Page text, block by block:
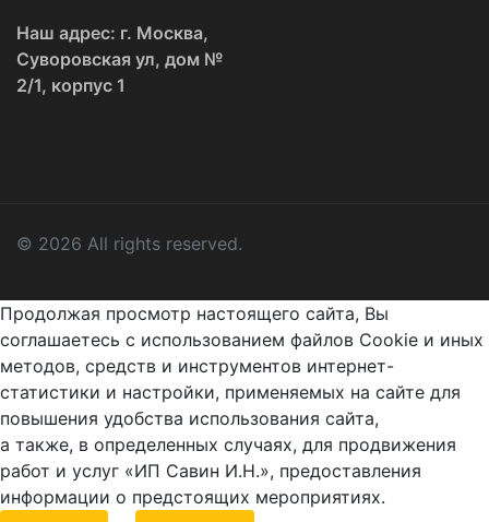
Наш адрес: г. Москва,
Суворовская ул, дом №
2/1, корпус 1
© 2026 All rights reserved.
Продолжая просмотр настоящего сайта, Вы
соглашаетесь с использованием файлов Cookie и иных
методов, средств и инструментов интернет-
статистики и настройки, применяемых на сайте для
повышения удобства использования сайта,
а также, в определенных случаях, для продвижения
работ и услуг «ИП Савин И.Н.», предоставления
информации о предстоящих мероприятиях.